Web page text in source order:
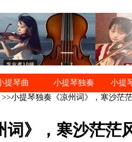
提琴曲 小提琴独奏
小提
>>小提琴独奏《凉州词》，寒沙茫
词》，寒沙茫茫